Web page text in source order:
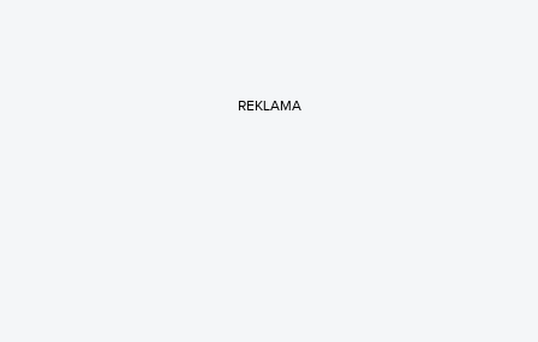
REKLAMA